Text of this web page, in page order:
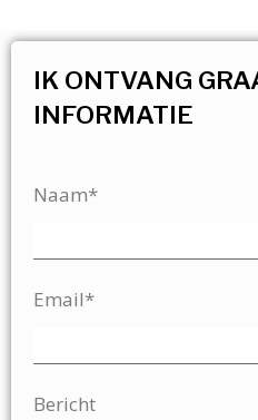
IK ONTVANG
INFORMATIE
Naam*
Email*
Bericht